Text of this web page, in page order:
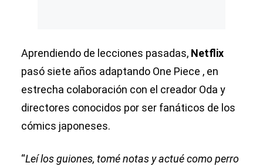
Aprendiendo de lecciones pasadas, Netflix
pasó siete años adaptando One Piece , en
estrecha colaboración con el creador Oda y
directores conocidos por ser fanáticos de los
cómics japoneses.
“Leí los guiones, tomé notas y actué como perro